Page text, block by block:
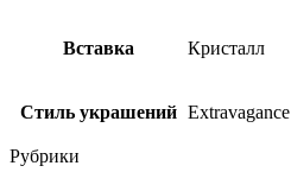
Вставка Кристалл
Стиль украшений Extravagance
Рубрики